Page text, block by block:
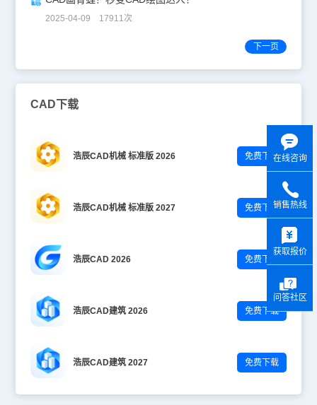
2025-04-09 17911次
下一页
CAD下载
浩辰CAD机械 标准版 2026 免费下载
浩辰CAD机械 标准版 2027 免费下载
浩辰CAD 2026 免费下载
浩辰CAD建筑 2026 免费下载
浩辰CAD建筑 2027 免费下载
在线咨询
销售热线
获取报价
问答社区